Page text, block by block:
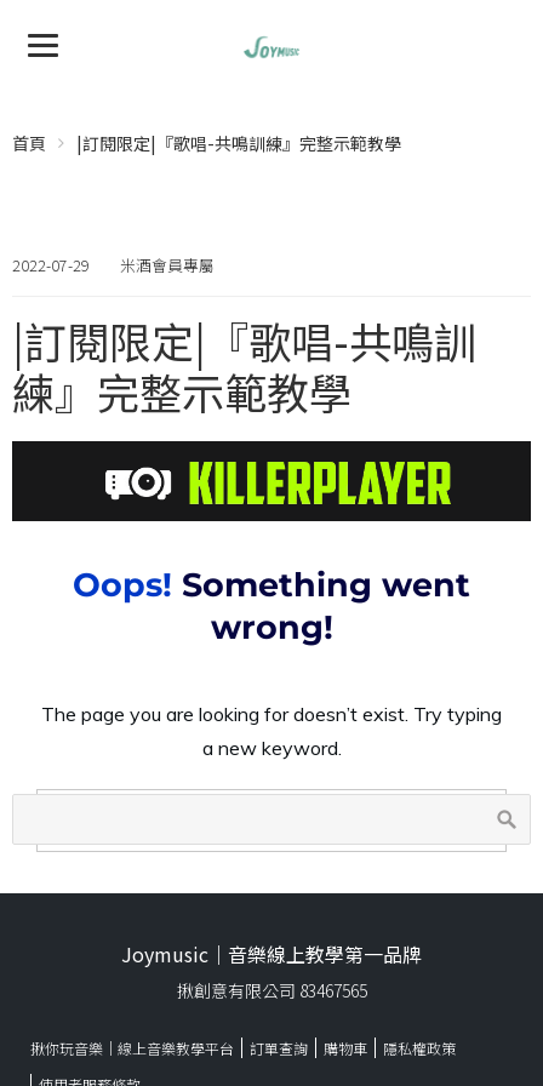
首頁 |訂閱限定|『歌唱-共鳴訓練』完整示範教學
2022-07-29 米酒會員專屬
|訂閱限定|『歌唱-共鳴訓
練』完整示範教學
Joymusic｜音樂線上教學第一品牌
揪創意有限公司 83467565
揪你玩音樂｜線上音樂教學平台 訂單查詢 購物車
隱私權政策